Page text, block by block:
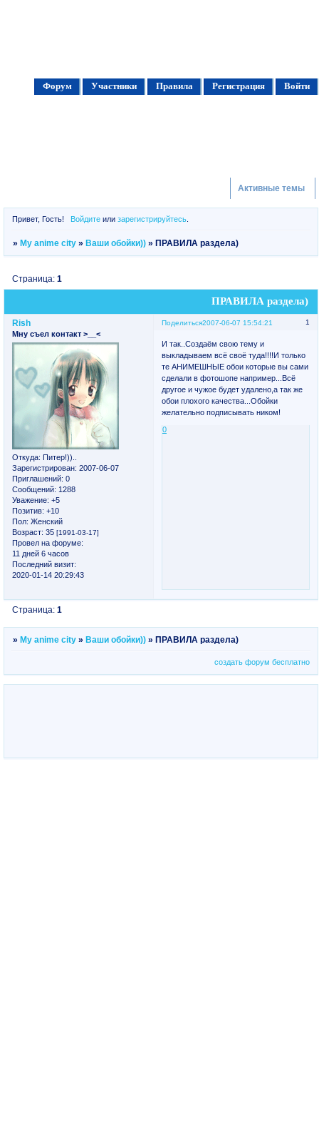
Форум Участники Правила Регистрация Войти
Активные темы
Привет, Гость! Войдитеили зарегистрируйтесь.
»My anime city »Ваши обойки)) »ПРАВИЛА раздела)
ПРАВИЛА раздела)
Страница:1
Поделиться 1
2007-06-07 15:54:21
Rish
Мну съел контакт >__<
Откуда: Питер!))..
Зарегистрирован: 2007-06-07
Приглашений: 0
Сообщений: 1288
Уважение: +5
Позитив: +10
Пол: Женский
Возраст: 35 [1991-03-17]
Провел на форуме:
11 дней 6 часов
Последний визит:
2020-01-14 20:29:43
И так..Создаём свою тему и
выкладываем всё своё туда!!!!И только
те АНИМЕШНЫЕ обои которые вы сами
сделали в фотошопе например...Всё
другое и чужое будет удалено,а так же
обои плохого качества...Обойки
желательно подписывать ником!
0
Страница:1
» My anime city » Ваши обойки)) » ПРАВИЛА раздела)
создать форум бесплатно